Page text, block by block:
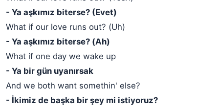
- Ya aşkımız biterse? (Evet)
What if our love runs out? (Uh)
- Ya aşkımız biterse? (Ah)
What if one day we wake up
- Ya bir gün uyanırsak
And we both want somethin' else?
- İkimiz de başka bir şey mi istiyoruz?